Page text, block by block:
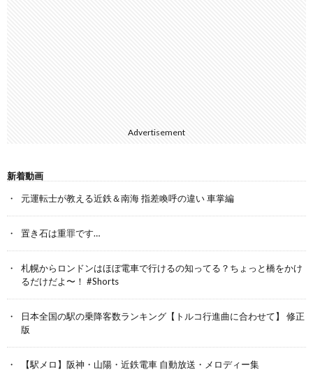
Advertisement
新着動画
元運転士が教える近鉄＆南海 指差喚呼の違い 車掌編
置き石は重罪です…
札幌からロンドンはほぼ電車で行けるの知ってる？ちょっと橋をかけ
るだけだよ〜！ #Shorts
日本全国の駅の乗降客数ランキング【トルコ行進曲に合わせて】 修正
版
【駅メロ】阪神・山陽・近鉄電車 自動放送・メロディー集